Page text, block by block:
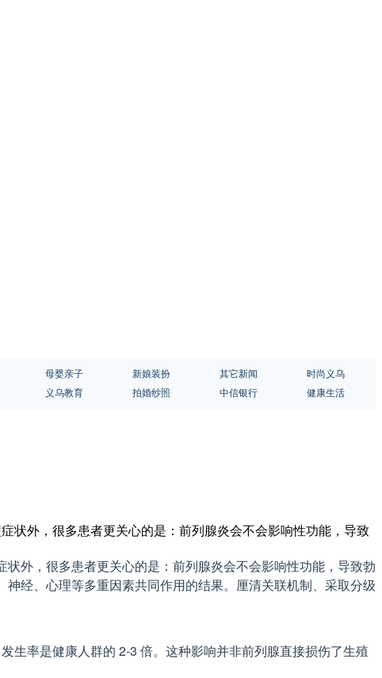
母婴亲子 新娘装扮 其它新闻
时尚义乌
义乌教育 拍婚纱照 中信银行 健康生活
状外，很多患者更关心的是：前列腺炎会不会影响性功能，导致
外，很多患者更关心的是：前列腺炎会不会影响性功能，导致勃
经、心理等多重因素共同作用的结果。厘清关联机制、采取分级
生率是健康人群的 2-3 倍。这种影响并非前列腺直接损伤了生殖